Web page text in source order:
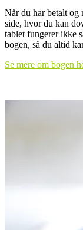
Når du har betalt og
side, hvor du kan
tablet fungerer ikke
bogen, så du altid
Se mere om bogen